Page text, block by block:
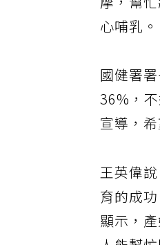
摩，幫
心哺乳。
國健署
36%，
宣導，
王英偉
育的成
顯示，